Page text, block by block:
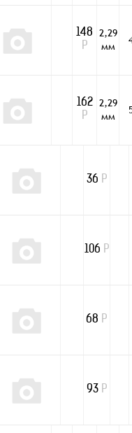
148
Р
2,29
мм
162
Р
2,29
мм
36 Р
106 Р
68 Р
93 Р